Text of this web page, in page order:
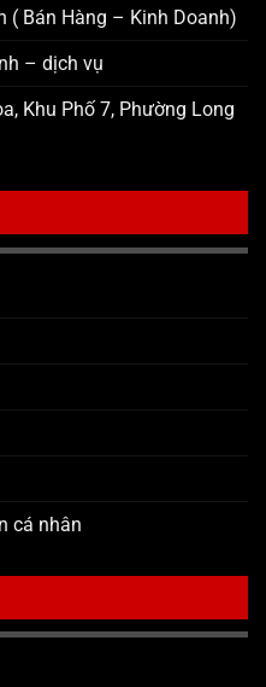
( Bán Hàng – Kinh Doanh)
– dịch vụ
Khu Phố 7, Phường Long
cá nhân